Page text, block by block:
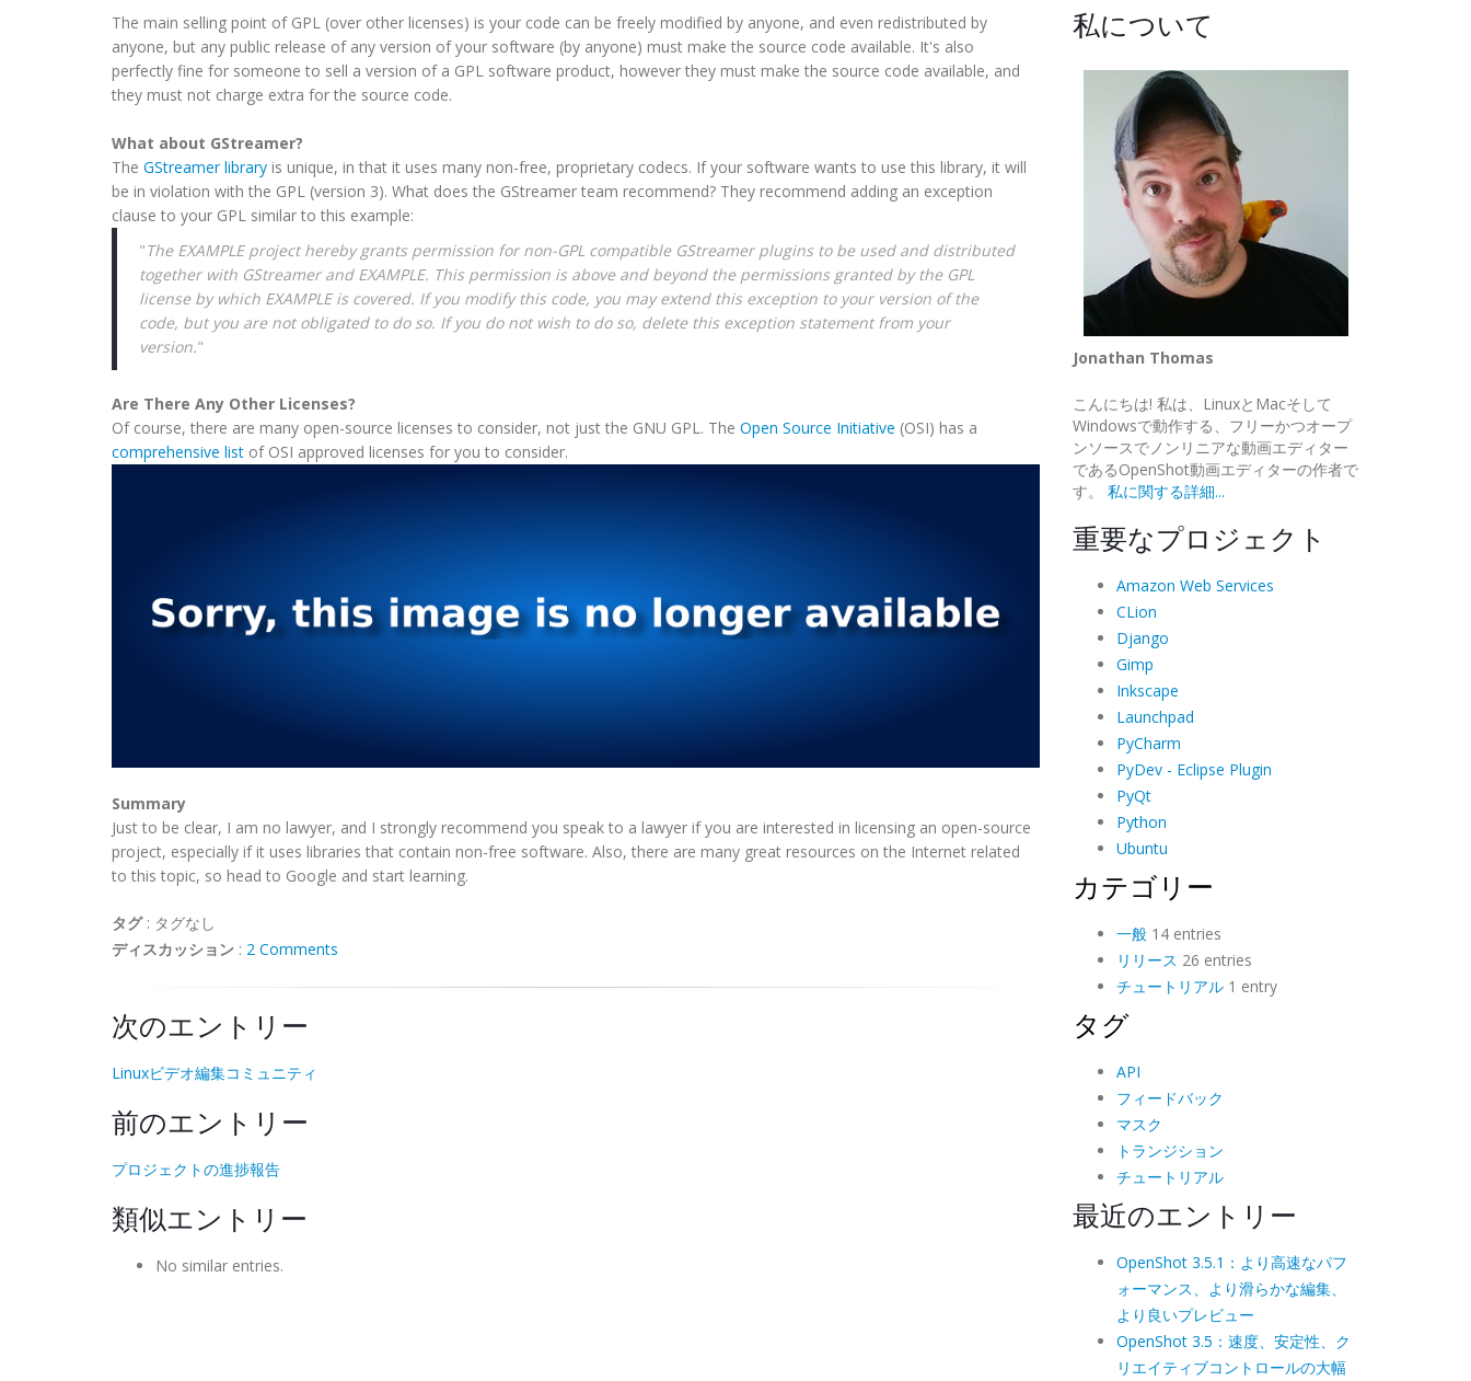
The main selling point of GPL (over other licenses) is your code can be freely modified by anyone, and even redistributed by
anyone, but any public release of any version of your software (by anyone) must make the source code available. It's also
perfectly fine for someone to sell a version of a GPL software product, however they must make the source code available, and
they must not charge extra for the source code.
What about GStreamer?
The GStreamerlibrary is unique, in that it uses many non-free, proprietary codecs. If your software wants to use this library, it will
be in violation with the GPL (version 3). What does the GStreamer team recommend? They recommend adding an exception
clause to your GPL similar to this example:
"The EXAMPLE project hereby grants permission for non-GPL compatible GStreamer pluginsto be used and distributed
together with GStreamerand EXAMPLE. This permission is above and beyond the permissions granted by the GPL
licenseby which EXAMPLEis covered. If you modify this code, you may extend this exception to your version of the
code, but you are not obligated to do so. If you do not wish to do so, delete this exception statement from your
version."
Are There Any Other Licenses?
Of course, there are many open-source licenses to consider, not just the GNU GPL. The Open Source Initiative (OSI) has a
comprehensive list of OSI approved licenses for you to consider.
Summary
Just to be clear, I am no lawyer, and I strongly recommend you speak to a lawyer if you are interested in licensing an open-source
project, especially if it uses libraries that contain non-free software. Also, there are many great resources on the Internet related
to this topic, so head to Google and start learning.
タグ: タグなし
ディスカッション : 2 Comments
次のエントリー
Linuxビデオ編集コミュニティ
前のエントリー
プロジェクトの進捗報告
類似エントリー
No similar entries.
私について
Jonathan Thomas
こんにちは! 私は、LinuxとMacそして
Windowsで動作する、フリーかつオープ
ンソースでノンリニアな動画エディター
であるOpenShot動画エディターの作者で
す。 私に関する詳細...
重要なプロジェクト
Amazon Web Services
CLion
Django
Gimp
Inkscape
Launchpad
PyCharm
PyDev - Eclipse Plugin
PyQt
Python
Ubuntu
カテゴリー
一般14 entries
リリース 26 entries
チュートリアル1 entry
タグ
API
フィードバック
マスク
トランジション
チュートリアル
最近のエントリー
OpenShot 3.5.1：より高速なパフ
ォーマンス、より滑らかな編集、
より良いプレビュー
OpenShot 3.5：速度、安定性、ク
リエイティブコントロールの大幅